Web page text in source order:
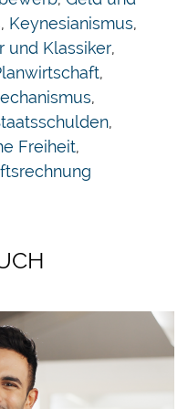
Folgen davon sind
und
, Keynesianismus,
und Klassiker,
,
,
,
Freiheit,